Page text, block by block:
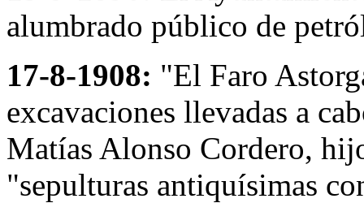
alumbrado público de
17-8-1908: "El Faro
excavaciones llevadas a
Matías Alonso Cordero,
"sepulturas antiquísimas